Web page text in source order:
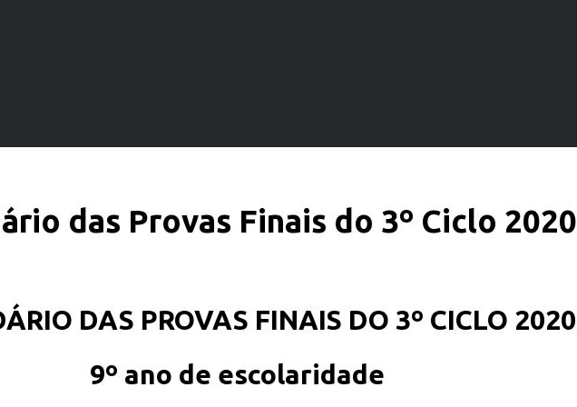
das Provas Finais do 3º Ciclo 2020
DAS PROVAS FINAIS DO 3º CICLO 2020
9º ano de escolaridade